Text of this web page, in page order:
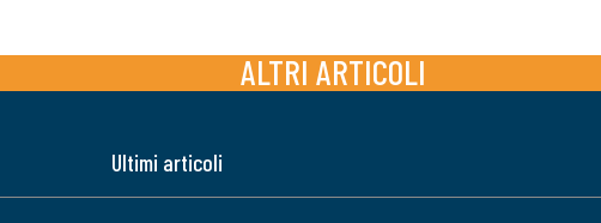
ALTRI ARTICOLI
Ultimi articoli